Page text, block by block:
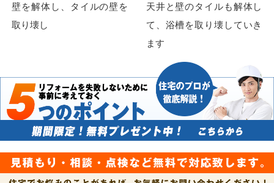
壁を解体し、タイルの壁を
取り壊し
天井と壁のタイルも解体し
て、浴槽を取り壊していき
ます